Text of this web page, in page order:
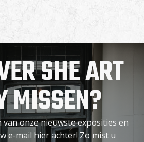
SHE ART
MISSEN?
onze nieuwste exposities en
e-mail hier achter! Zo mist u